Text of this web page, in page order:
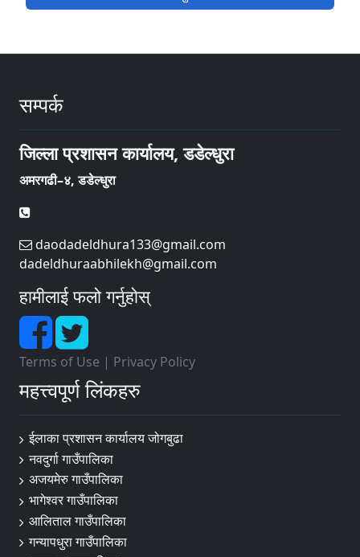
सम्पर्क
जिल्ला प्रशासन कार्यालय, डडेल्धुरा
अमरगढी–४, डडेल्धुरा
daodadeldhura133@gmail.com
dadeldhuraabhilekh@gmail.com
हामीलाई फलो गर्नुहोस्
Terms of Use | Privacy Policy
महत्त्वपूर्ण लिंकहरु
ईलाका प्रशासन कार्यालय जोगबुढा
नवदुर्गा गाउँपालिका
अजयमेरु गाउँपालिका
भागेश्वर गाउँपालिका
आलिताल गाउँपालिका
गन्यापधुरा गाउँपालिका